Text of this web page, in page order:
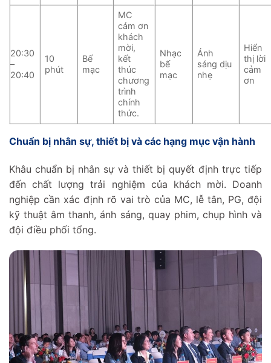
20:30
–
20:40
10
phút
Bế
mạc
MC
cảm ơn
khách
mời,
kết
thúc
chương
trình
chính
thức.
Nhạc
bế
mạc
Ánh
sáng dịu
nhẹ
Hiển
thị lời
cảm
ơn
Chuẩn bị nhân sự, thiết bị và các hạng mục vận hành
Khâu chuẩn bị nhân sự và thiết bị quyết định trực tiếp
đến chất lượng trải nghiệm của khách mời. Doanh
nghiệp cần xác định rõ vai trò của MC, lễ tân, PG, đội
kỹ thuật âm thanh, ánh sáng, quay phim, chụp hình và
đội điều phối tổng.